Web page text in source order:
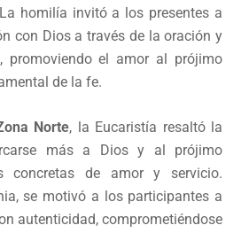
homilía invitó a los presentes a
con Dios a través de la oración y
promoviendo el amor al prójimo
de la fe.
Norte, la Eucaristía resaltó la
más a Dios y al prójimo
concretas de amor y servicio.
se motivó a los participantes a
autenticidad, comprometiéndose